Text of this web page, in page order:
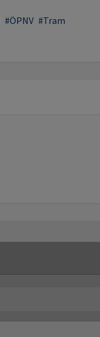
ÖPNV
Tram